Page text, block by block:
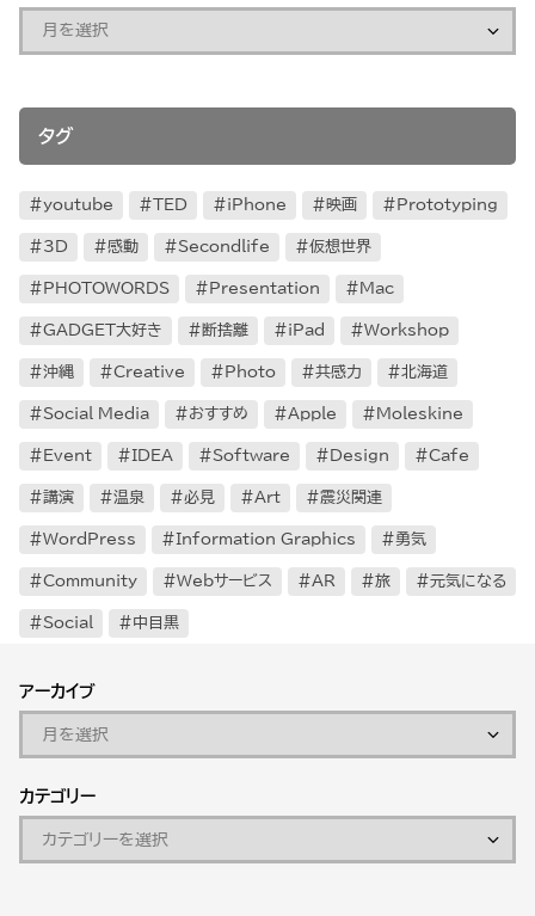
タグ
youtube TED iPhone 映画 Prototyping
3D 感動 Secondlife 仮想世界
PHOTOWORDS Presentation Mac
GADGET大好き 断捨離 iPad Workshop
沖縄 Creative Photo 共感力 北海道
Social Media おすすめ Apple Moleskine
Event IDEA Software Design Cafe
講演 温泉 必見 Art 震災関連
WordPress Information Graphics 勇気
Community Webサービス AR 旅 元気になる
Social 中目黒
アーカイブ
カテゴリー